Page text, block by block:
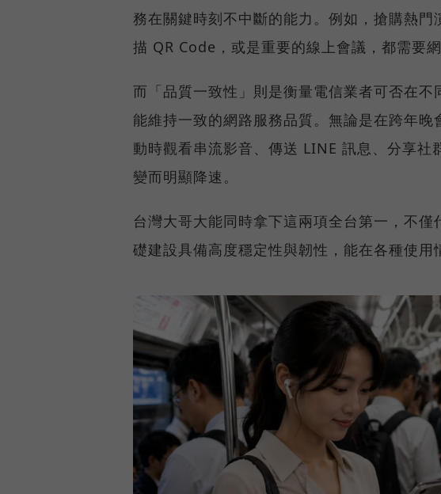
務在關鍵時刻不中斷的能力。例如，搶購熱
描 QR Code，或是重要的線上會議，都需要
而「品質一致性」則是衡量電信業者可否在
能維持一致的網路服務品質。無論是在跨年
動時觀看串流影音、傳送 LINE 訊息、分享社
變而明顯降速。
台灣大哥大能同時拿下這兩項全台第一，不
礎建設具備高度穩定性與韌性，能在各種使用